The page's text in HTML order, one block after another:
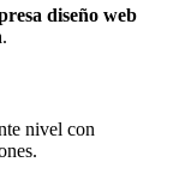
diseño web
nivel con